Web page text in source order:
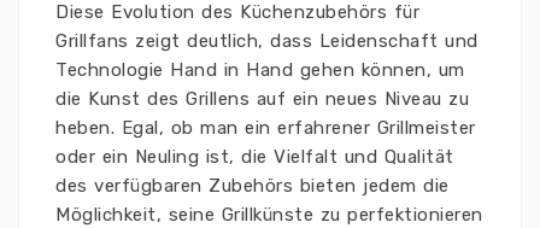
Diese Evolution des Küchenzubehörs für
Grillfans zeigt deutlich, dass Leidenschaft und
Technologie Hand in Hand gehen können, um
die Kunst des Grillens auf ein neues Niveau zu
heben. Egal, ob man ein erfahrener Grillmeister
oder ein Neuling ist, die Vielfalt und Qualität
des verfügbaren Zubehörs bieten jedem die
Möglichkeit, seine Grillkünste zu perfektionieren